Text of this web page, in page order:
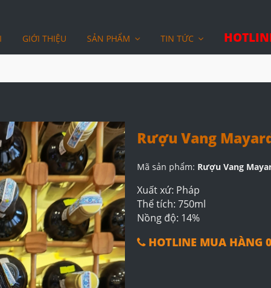
GIỚI THIỆU SẢN PHẨM TIN TỨC
Rượu Vang
Mã sản phẩm: Rượu Vang
Xuất xứ: Pháp
Thể tích: 750ml
Nồng độ: 14%
HOTLINE MUA HÀNG